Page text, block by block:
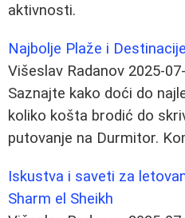
aktivnosti.
Najbolje Plaže i
Višeslav Radanov 2025-
Saznajte kako doći do
koliko košta brodić do
putovanje na Durmitor.
Iskustva i saveti za
Sharm el Sheikh